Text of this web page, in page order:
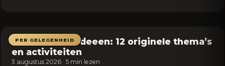
PER GELEGENHEID
Bedrijfsfeest ideeen: 12 originele thema’s
en activiteiten
3 augustus 2026 · 5 min lezen